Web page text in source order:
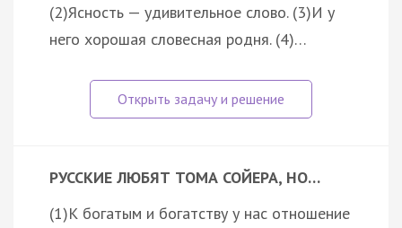
(2)Ясность — удивительное слово. (3)И у
него хорошая словесная родня. (4)…
РУССКИЕ ЛЮБЯТ ТОМА СОЙЕРА, НО…
(1)К богатым и богатству у нас отношение